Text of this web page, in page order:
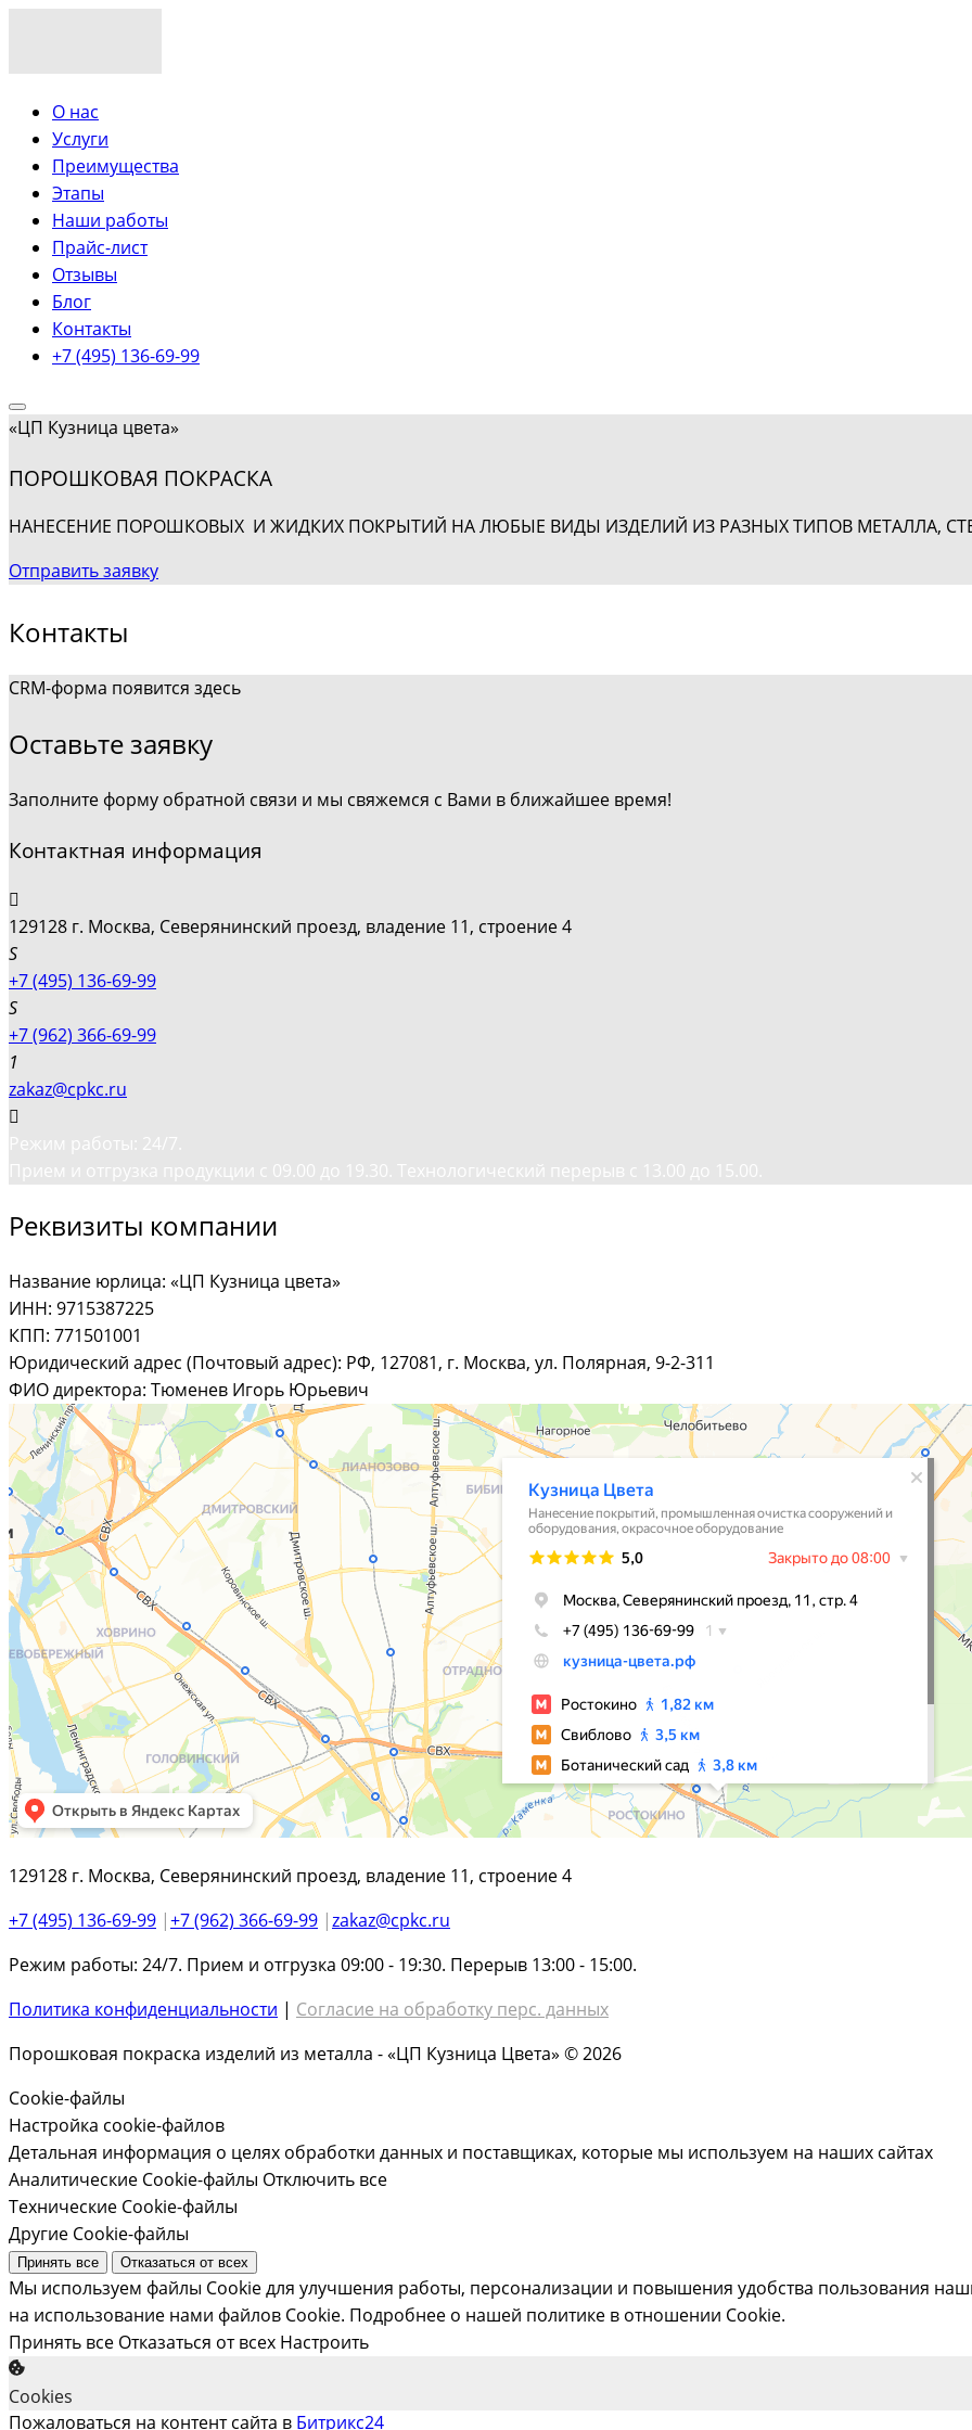
О нас
Услуги
Преимущества
Этапы
Наши работы
Прайс-лист
Отзывы
Блог
Контакты
+7 (495) 136-69-99
«ЦП Кузница цвета»
ПОРОШКОВАЯ ПОКРАСКА
НАНЕСЕНИЕ ПОРОШКОВЫХ И ЖИДКИХ ПОКРЫТИЙ НА ЛЮБЫЕ ВИДЫ ИЗДЕЛИЙ ИЗ РАЗНЫХ ТИПОВ МЕТАЛЛА,
Отправить заявку
Контакты
CRM-форма появится здесь
Оставьте заявку
Заполните форму обратной связи и мы свяжемся с Вами в ближайшее время!
Контактная информация
129128 г. Москва, Северянинский проезд, владение 11, строение 4
+7 (495) 136-69-99
+7 (962) 366-69-99
zakaz@cpkc.ru
Режим работы: 24/7.
Прием и отгрузка продукции с 09.00 до 19.30. Технологический перерыв с 13.00 до 15.00.
Реквизиты компании
Название юрлица: «ЦП Кузница цвета»
ИНН: 9715387225
КПП: 771501001
Юридический адрес (Почтовый адрес): РФ, 127081, г. Москва, ул. Полярная, 9-2-311
ФИО директора: Тюменев Игорь Юрьевич
129128 г. Москва, Северянинский проезд, владение 11, строение 4
+7 (495) 136-69-99 |+7 (962) 366-69-99 |zakaz@cpkc.ru
Режим работы: 24/7. Прием и отгрузка 09:00 - 19:30. Перерыв 13:00 - 15:00.
Политика конфиденциальности | Согласие на обработку перс. данных
Порошковая покраска изделий из металла - «ЦП Кузница Цвета» © 2026
Cookie-файлы
Настройка cookie-файлов
Детальная информация о целях обработки данных и поставщиках, которые мы используем на наших сайтах
Аналитические Cookie-файлы Отключить все
Технические Cookie-файлы
Другие Cookie-файлы
Принять все Отказаться от всех
Мы используем файлы Cookie для улучшения работы, персонализации и повышения удобства пользования
на использование нами файлов Cookie. Подробнее о нашей политике в отношении Cookie.
Принять все Отказаться от всех Настроить
Cookies
Пожаловаться на контент cайта в Битрикс24